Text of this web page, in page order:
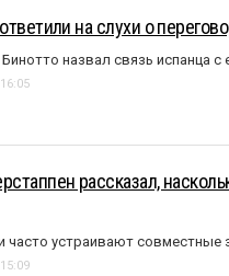
на слухи о
назвал связь испанца с
рассказал,
часто устраивают